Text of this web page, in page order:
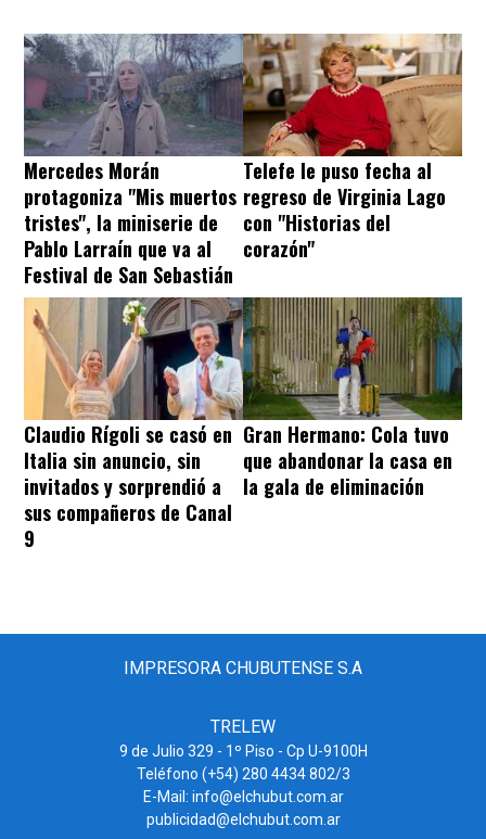
Mercedes Morán
protagoniza "Mis muertos
tristes", la miniserie de
Pablo Larraín que va al
Festival de San Sebastián
Telefe le puso fecha al
regreso de Virginia Lago
con "Historias del
corazón"
Claudio Rígoli se casó en
Italia sin anuncio, sin
invitados y sorprendió a
sus compañeros de Canal
9
Gran Hermano: Cola tuvo
que abandonar la casa en
la gala de eliminación
IMPRESORA CHUBUTENSE S.A
TRELEW
9 de Julio 329 - 1º Piso - Cp U-9100H
Teléfono (+54) 280 4434 802/3
E-Mail: info@elchubut.com.ar
publicidad@elchubut.com.ar